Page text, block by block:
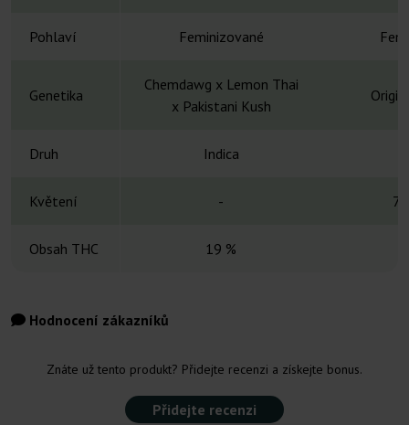
Pohlaví Feminizované
Genetika
Chemdawg x Lemon Thai
x Pakistani Kush
Druh Indica
Květení - 7-
Obsah THC 19 %
Hodnocení zákazníků
Znáte už tento produkt? Přidejte recenzi a získejte bonus.
Přidejte recenzi